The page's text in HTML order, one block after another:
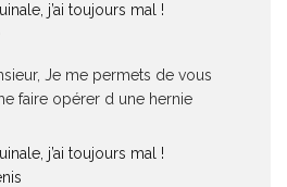
j’ai toujours mal !
Je me permets de vous
faire opérer d une hernie
j’ai toujours mal !